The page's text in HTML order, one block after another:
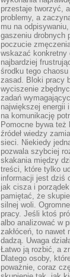
przestaje tworzyć,
problemy, a
mu na
gaszeniu drobnych
poczucie
wskazać konkretny
najbardziej
środku tego
zasad. Bloki pracy
wyciszenie
zadań
największej energii
na komunikację
Pomocne bywa
źródeł wiedzy
sieci. Niekiedy
pozwala szybciej
skakania między
treści, które tylko
informacji jest dziś
jak cisza i
pamiętać, że
silnej woli.
pracy. Jeśli ktoś
albo analizować w
zakłóceń, to nawet
dadzą. Uwaga
Łatwo ją rozbić, a
Dlatego osoby,
poważnie, coraz